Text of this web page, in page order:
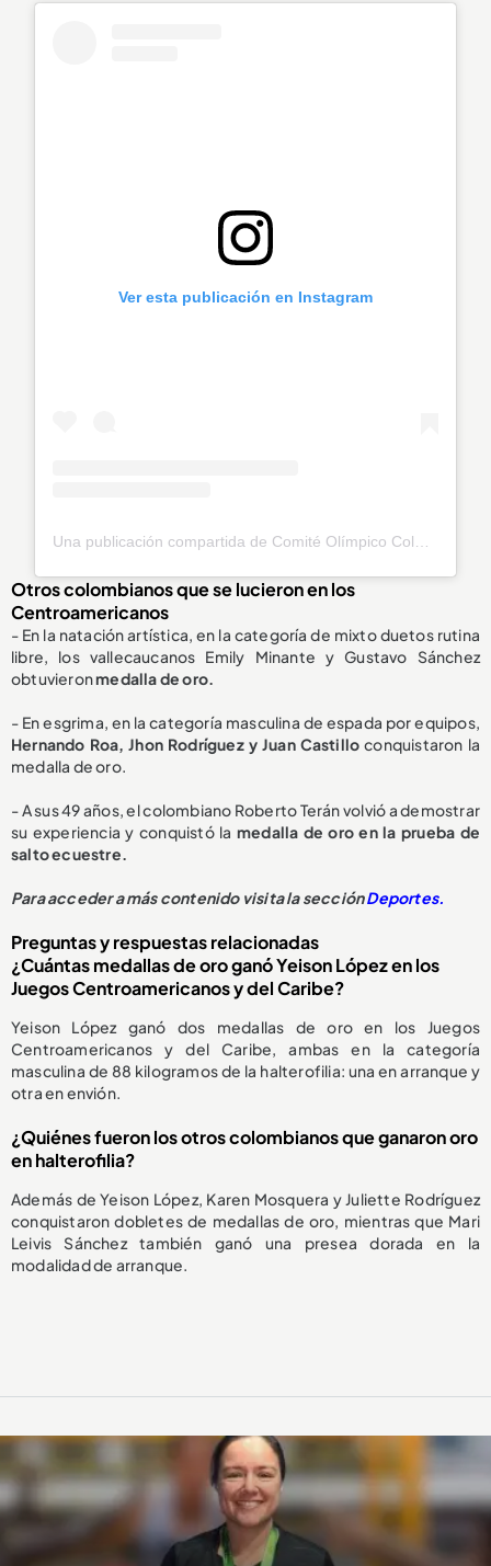
Ver esta publicación en Instagram
Otros colombianos que se lucieron en los
Centroamericanos
- En la natación artística, en la categoría de mixto duetos rutina
libre, los vallecaucanos Emily Minante y Gustavo Sánchez
obtuvieronmedalla de oro.
- En esgrima, en la categoría masculina de espada por equipos,
Hernando Roa, Jhon Rodríguez y Juan Castillo conquistaron la
medalla de oro.
- A sus 49 años, el colombiano Roberto Terán volvió a demostrar
su experiencia y conquistó la medalla de oro en la prueba de
salto ecuestre.
Para acceder a más contenido visita la secciónDeportes.
Preguntas y respuestas relacionadas
¿Cuántas medallas de oro ganó Yeison López en los
Juegos Centroamericanos y del Caribe?
Yeison López ganó dos medallas de oro en los Juegos
Centroamericanos y del Caribe, ambas en la categoría
masculina de 88 kilogramos de la halterofilia: una en arranque y
otra en envión.
¿Quiénes fueron los otros colombianos que ganaron oro
en halterofilia?
Además de Yeison López, Karen Mosquera y Juliette Rodríguez
conquistaron dobletes de medallas de oro, mientras que Mari
Leivis Sánchez también ganó una presea dorada en la
modalidad de arranque.